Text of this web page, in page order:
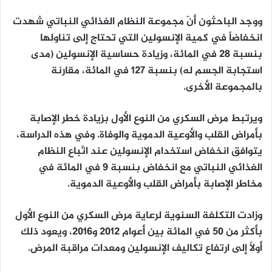
ووجد الباحثون أنّ مجموعة النظام الغذائي النباتي شهدت
انخفاضاً في كمية الإنسولين التي تحتاج إلى تناولها
بنسبة 28 في المائة، وزيادة حساسية الإنسولين (مدى
استجابة الجسم له) بنسبة 127 في المائة، مقارنة
بالمجموعة الأخرى.
ويرتبط مرض السكري من النوع الأول بزيادة خطر الإصابة
بأمراض القلب والأوعية الدموية والوفاة. وفي هذه الدراسة،
يتوافق انخفاض استخدام الإنسولين عند اتّباع النظام
الغذائي النباتي مع انخفاض بنسبة 9 في المائة في
مخاطر الإصابة بأمراض القلب والأوعية الدموية.
وزادت التكلفة السنوية لرعاية مرض السكري من النوع الأول
بأكثر من 50 في المائة بين أعوام 2012 و2016، ويعود ذلك
أولاً إلى ارتفاع تكاليف الإنسولين ومعدات مراقبة المرض.